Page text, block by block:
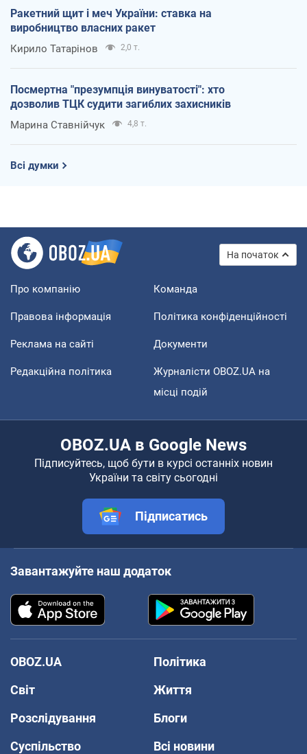
Ракетний щит і меч України: ставка на
виробництво власних ракет
Кирило Татарінов 2,0 т.
Посмертна "презумпція винуватості": хто
дозволив ТЦК судити загиблих захисників
Марина Ставнійчук 4,8 т.
Всі думки
На початок
Про компанію Команда
Правова інформація Політика конфіденційності
Реклама на сайті Документи
Редакційна політика
Журналісти OBOZ.UA на
місці подій
OBOZ.UA в Google News
Підписуйтесь, щоб бути в курсі останніх новин
України та світу сьогодні
Підписатись
Завантажуйте наш додаток
OBOZ.UA
Політика
Світ
Життя
Розслідування
Блоги
Суспільство
Всі новини